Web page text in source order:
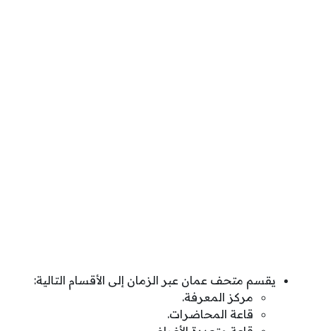
يقسم متحف عمان عبر الزمان إلى الأقسام التالية:
مركز المعرفة.
قاعة المحاضرات.